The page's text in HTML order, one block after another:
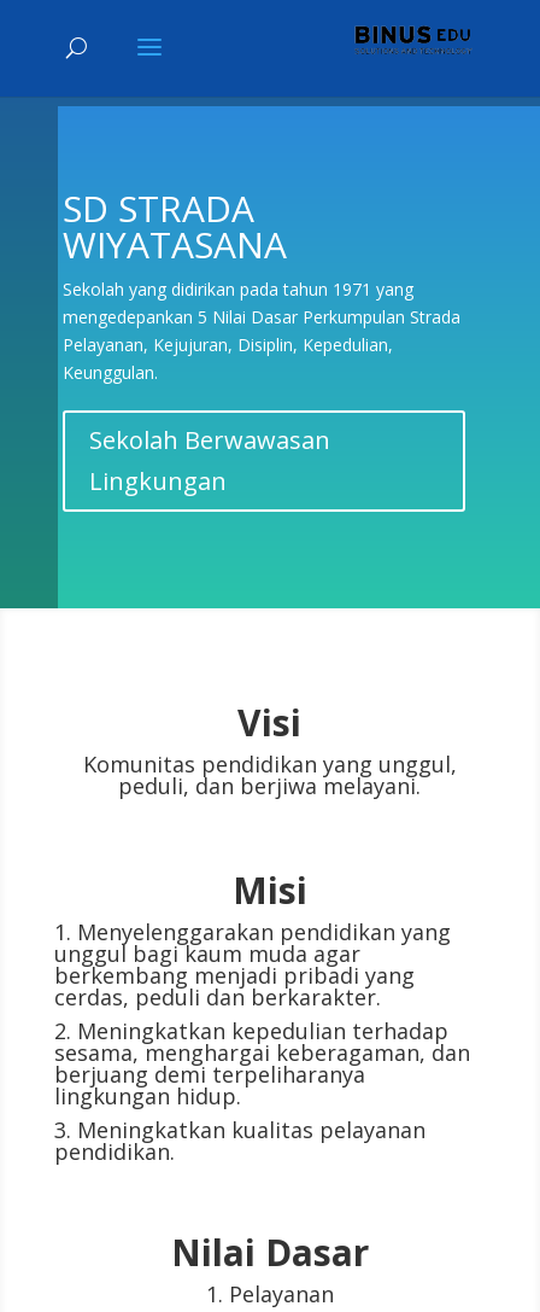
SD STRADA
WIYATASANA
Sekolah yang didirikan pada tahun 1971 yang
mengedepankan 5 Nilai Dasar Perkumpulan Strada
Pelayanan, Kejujuran, Disiplin, Kepedulian,
Keunggulan.
Sekolah Berwawasan
Lingkungan
Visi
Komunitas pendidikan yang unggul,
peduli, dan berjiwa melayani.
Misi
1. Menyelenggarakan pendidikan yang
unggul bagi kaum muda agar
berkembang menjadi pribadi yang
cerdas, peduli dan berkarakter.
2. Meningkatkan kepedulian terhadap
sesama, menghargai keberagaman, dan
berjuang demi terpeliharanya
lingkungan hidup.
3. Meningkatkan kualitas pelayanan
pendidikan.
Nilai Dasar
1. Pelayanan